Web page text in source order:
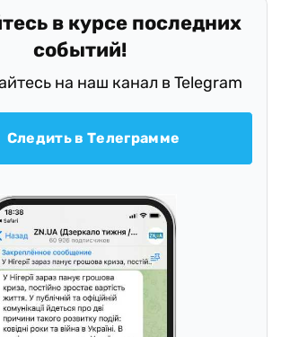
в курсе последних
событий!
на наш канал в Telegram
Следить в Телеграмме